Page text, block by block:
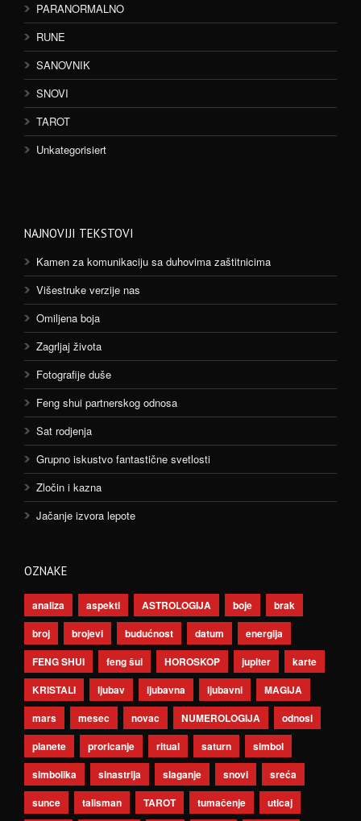
PARANORMALNO
RUNE
SANOVNIK
SNOVI
TAROT
Unkategorisiert
NAJNOVIJI TEKSTOVI
Kamen za komunikaciju sa duhovima zaštitnicima
Višestruke verzije nas
Omiljena boja
Zagrljaj života
Fotografije duše
Feng shui partnerskog odnosa
Sat rodjenja
Grupno iskustvo fantastične svetlosti
Zločin i kazna
Jačanje izvora lepote
OZNAKE
analiza aspekti ASTROLOGIJA boje
brak
broj
brojevi budućnost datum
energija
FENG SHUI
feng šui HOROSKOP jupiter
karte
KRISTALI
ljubav ljubavna ljubavni
MAGIJA
mars
mesec novac NUMEROLOGIJA
odnosi
planete
proricanje ritual saturn
simbol
simbolika
sinastrija slaganje snovi
sreća
sunce
talisman TAROT tumačenje uticaj